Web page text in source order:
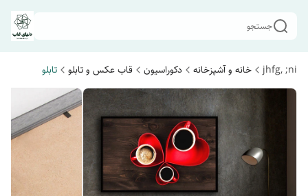
جستجو
jhfg, ;ni خانه و آشپزخانه دکوراسیون قاب عکس و تابلو تابلو